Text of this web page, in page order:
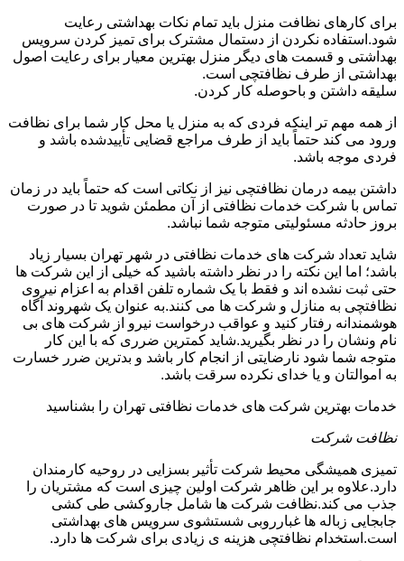
برای کارهای نظافت منزل باید تمام نکات بهداشتی رعایت
شود.استفاده نکردن از دستمال مشترک برای تمیز کردن سرویس
بهداشتی و قسمت های دیگر منزل بهترین معیار برای رعایت اصول
بهداشتی از طرف نظافتچی است.
سلیقه داشتن و باحوصله کار کردن.
از همه مهم تر اینکه فردی که به منزل یا محل کار شما برای نظافت
ورود می کند حتماً باید از طرف مراجع قضایی تأییدشده باشد و
فردی موجه باشد.
داشتن بیمه درمان نظافتچی نیز از نکاتی است که حتماً باید در زمان
تماس با شرکت خدمات نظافتی از آن مطمئن شوید تا در صورت
بروز حادثه مسئولیتی متوجه شما نباشد.
شاید تعداد شرکت های خدمات نظافتی در شهر تهران بسیار زیاد
باشد؛ اما این نکته را در نظر داشته باشید که خیلی از این شرکت ها
حتی ثبت نشده اند و فقط با یک شماره تلفن اقدام به اعزام نیروی
نظافتچی به منازل و شرکت ها می کنند.به عنوان یک شهروند آگاه
هوشمندانه رفتار کنید و عواقب درخواست نیرو از شرکت های بی
نام ونشان را در نظر بگیرید.شاید کمترین ضرری که با این کار
متوجه شما شود نارضایتی از انجام کار باشد و بدترین ضرر خسارت
به اموالتان و یا خدای نکرده سرقت باشد.
خدمات بهترین شرکت های خدمات نظافتی تهران را بشناسید
نظافت شرکت
تمیزی همیشگی محیط شرکت تأثیر بسزایی در روحیه کارمندان
دارد.علاوه بر این ظاهر شرکت اولین چیزی است که مشتریان را
جذب می کند.نظافت شرکت ها شامل جاروکشی طی کشی
جابجایی زباله ها غبارروبی شستشوی سرویس های بهداشتی
است.استخدام نظافتچی هزینه ی زیادی برای شرکت ها دارد.